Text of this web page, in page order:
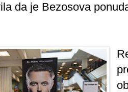
da je Bezosova